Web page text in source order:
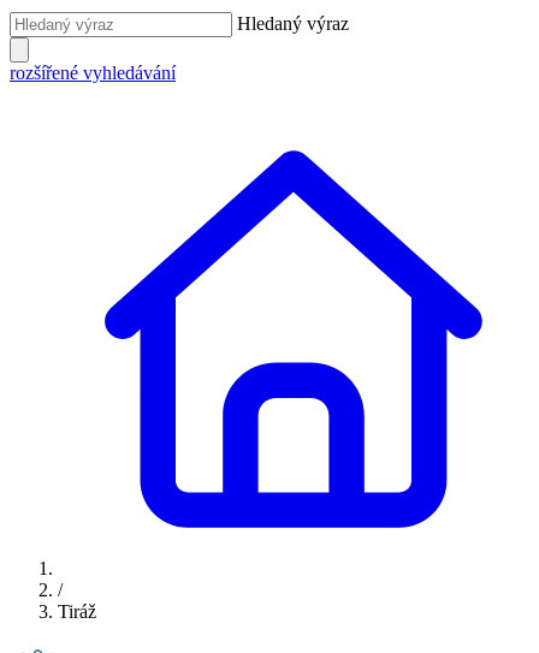
Hledaný výraz
rozšířené vyhledávání
/
Tiráž